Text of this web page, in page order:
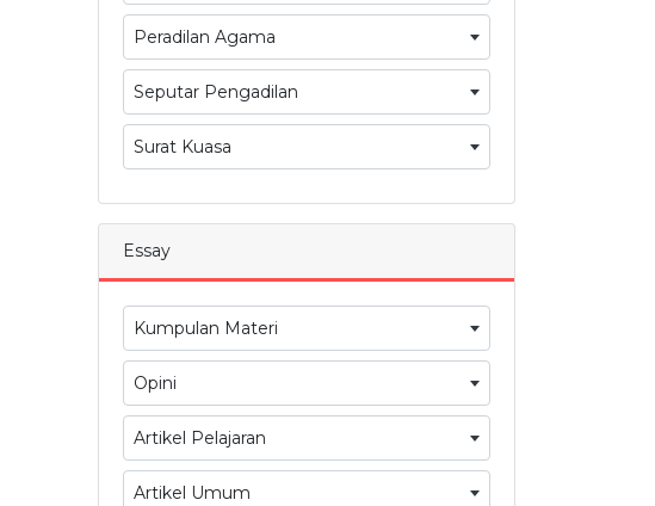
Peradilan Agama
Seputar Pengadilan
Surat Kuasa
Essay
Kumpulan Materi
Opini
Artikel Pelajaran
Artikel Umum